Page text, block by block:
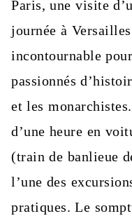
Paris, une visite
journée à
incontournable
passionnés
et les
d’une heure en
(train de banlieue
l’une des
pratiques. Le